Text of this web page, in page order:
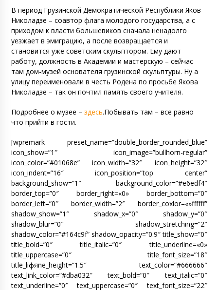
В период Грузинской Демократической Республики Яков
Николадзе – соавтор флага молодого государства, а с
приходом к власти большевиков сначала ненадолго
уезжает в эмиграцию, а после возвращается и
становится уже советским скульптором. Ему дают
работу, должность в Академии и мастерскую – сейчас
там дом-музей основателя грузинской скульптуры. Ну а
улицу переименовали в честь Родена по просьбе Якова
Николадзе – так он почтил память своего учителя.
Подробнее о музее – здесь.Побывать там – все равно
что прийти в гости.
[wpremark preset_name=”double_border_rounded_blue”
icon_show=”1″ icon_image=”bullhorn-regular”
icon_color=”#01068e” icon_width=”32″ icon_height=”32″
icon_indent=”16″ icon_position=”top center”
background_show=”1″ background_color=”#e6edf4″
border_top=”0″ border_right=«0» border_bottom=”0″
border_left=”0″ border_width=”2″ border_coxlor=«»ffffff”
shadow_show=”1″ shadow_x=”0″ shadow_y=”0″
shadow_blur=”0″ shadow_stretching=”2″
shadow_color=”#164c9f” shadow_opacity=”0.9″ title_show=”0″
title_bold=”0″ title_italic=”0″ title_underline=«0»
title_uppercase=”0″ title_font_size=”18″
title_liфяne_height=”1.5″ text_color=”#666666″
text_link_color=”#dba032″ text_bold=”0″ text_italic=”0″
text_underline=”0″ text_uppercase=”0″ text_font_size=”22″